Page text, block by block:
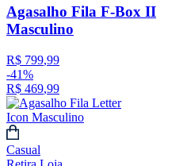
Agasalho Fila F-Box II
Masculino
R$ 799,99
-41%
R$ 469,99
Casual